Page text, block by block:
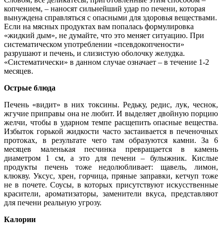
копчением, – наносят сильнейший удар по печени, которая
вынуждена справляться с опасными для здоровья веществами.
Если на мясных продуктах вам попалась формулировка
«жидкий дым», не думайте, что это меняет ситуацию. При
систематическом употреблении «псевдокопчености»
разрушают и печень, и слизистую оболочку желудка.
«Систематически» в данном случае означает – в течение 1-2
месяцев.
Острые блюда
Печень «видит» в них токсины. Редьку, редис, лук, чеснок,
жгучие приправы она не любит. И выделяет двойную порцию
желчи, чтобы в ударном темпе расщепить опасные вещества.
Избыток горькой жидкости часто застаивается в печеночных
протоках, в результате чего там образуются камни. За 6
месяцев маленькая песчинка превращается в камень
диаметром 1 см, а это для печени – булыжник. Кислые
продукты печень тоже недолюбливает: щавель, лимон,
клюкву. Уксус, хрен, горчица, пряные заправки, кетчуп тоже
не в почете. Соусы, в которых присутствуют искусственные
красители, ароматизаторы, заменители вкуса, представляют
для печени реальную угрозу.
Калории